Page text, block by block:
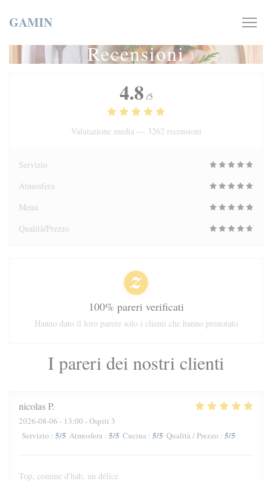
GAMIN
Recensioni
I pareri dei nostri clienti
nicolasP
2026-08-06 - 13:00 - Ospiti 3
Servizio : 5/5 Atmosfera : 5/5 Cucina : 5/5 Qualità / Prezzo : 5/5
Top, comme d'hab, un délice
4.8 /5
Valutazione media — 3262 recensioni
Servizio
Atmosfera
Menu
Qualità/Prezzo
100% pareri verificati
Hanno dato il loro parere solo i clienti che hanno prenotato